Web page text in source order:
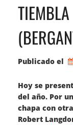
Publicado el
Hoy se
del año. Por
chapa con
Robert